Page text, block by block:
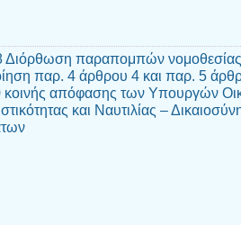
παραπομπών νομοθεσίας
παρ. 4 άρθρου 4 και παρ. 5
απόφασης των Υπουργών
και Ναυτιλίας –